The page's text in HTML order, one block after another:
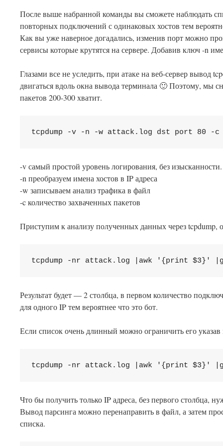
После выше набранной команды вы сможете наблюдать
повторных подключений с одинаковых хостов тем
Как вы уже наверное догадались, изменив порт можно
сервисы которые крутятся на сервере. Добавив ключ -n
Глазами все не уследить, при атаке на веб-сервер вывод
двигаться вдоль окна вывода терминала 🙂 Поэтому, мы
пакетов 200-300 хватит.
tcpdump -v -n -w attack.log dst port 80 -c
-v самый простой уровень логирования, без изысканности.
-n преобразуем имена хостов в IP адреса
-w записываем анализ трафика в файл
-c количество захваченных пакетов
Приступим к анализу полученных данных через tcpdump,
tcpdump -nr attack.log |awk '{print
Результат будет — 2 столбца, в первом количество
для одного IP тем вероятнее что это бот.
Если список очень длинный можно ограничить его
tcpdump -nr attack.log |awk '{print
Что бы получить только IP адреса, без первого столбца,
Вывод парсинга можно перенаправить в файл, а затем
списка.